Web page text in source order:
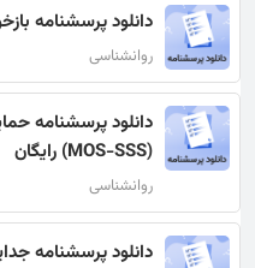
دانلود پرسشنامه
روانشناسی
دانلود پرسشنامه
(MOS-SSS) رایگان
روانشناسی
دانلود پرسشنامه